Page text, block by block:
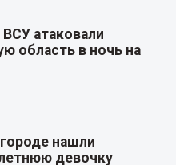
атаковали
область в ночь на
нашли
девочку